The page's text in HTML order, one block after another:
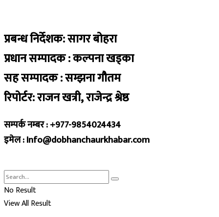
प्रबन्ध निर्देशक: सागर बोहरा
प्रधान सम्पादक : कल्पना खड्का
सह सम्पादक : सम्झना गौतम
रिपोर्टर: राजन खत्री, राजेन्द्र श्रेष्ठ
सम्पर्क नम्बर : +977-9854024434
इमेल : Info@dobhanchaurkhabar.com
No Result
View All Result